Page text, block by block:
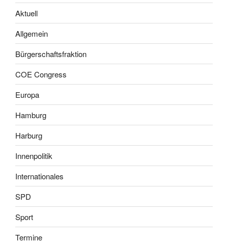
Aktuell
Allgemein
Bürgerschaftsfraktion
COE Congress
Europa
Hamburg
Harburg
Innenpolitik
Internationales
SPD
Sport
Termine